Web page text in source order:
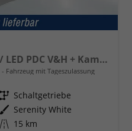
Comfort 1.6 T-GDI 2WD / LED PDC V&H + Kamera Sitz Lenkradheizung Alu 18"
Fahrzeug mit Tageszulassung
Getriebe Schaltgetriebe
Außenfarbe Serenity White
Kilometerstand 15 km